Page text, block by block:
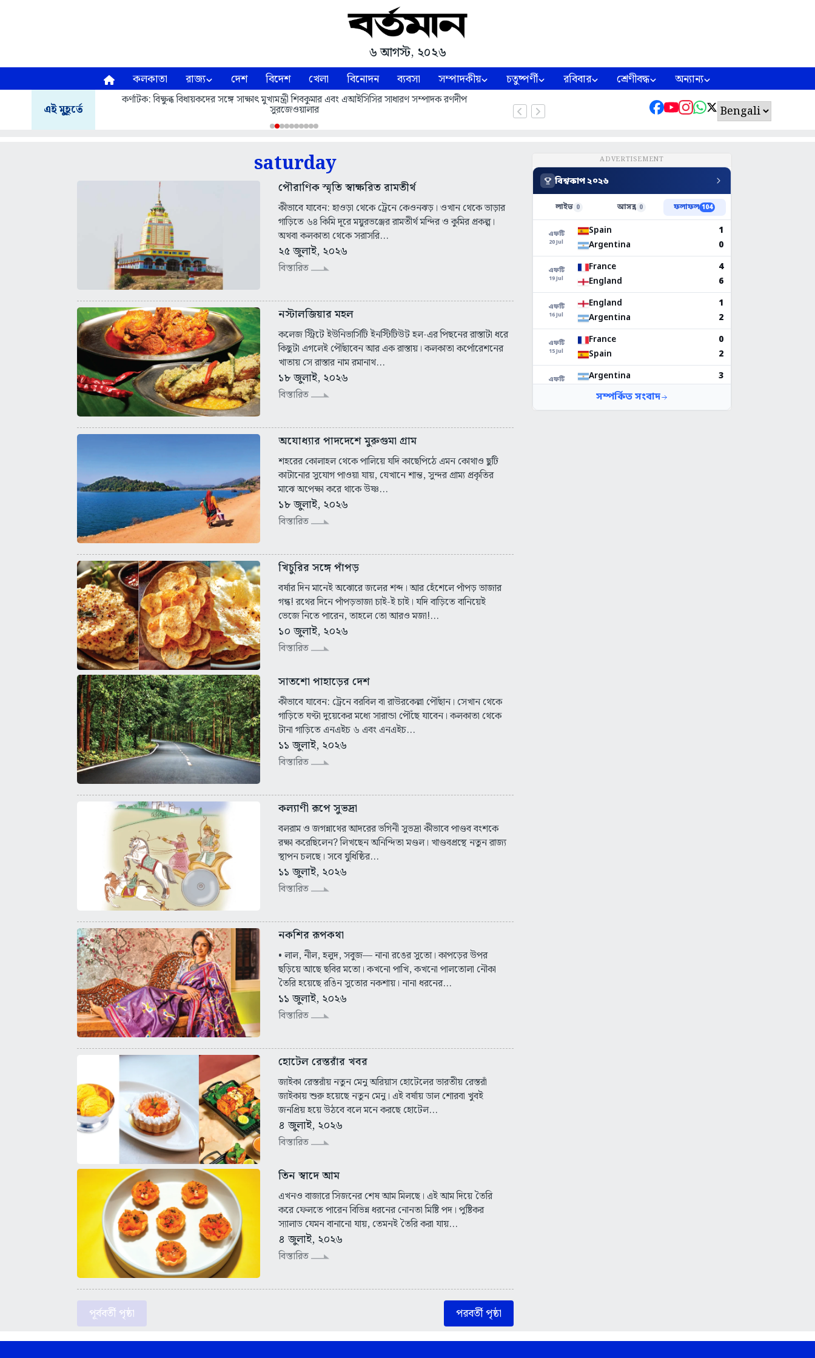
৬ আগস্ট, ২০২৬
কলকাতা রাজ্য দেশ বিদেশ খেলা বিনোদন ব্যবসা সম্পাদকীয় চতুষ্পর্ণী রবিবার শ্রেণীবদ্ধ অন্যান্য
এই মুহূর্তে
কর্ণাটক: বিক্ষুব্ধ বিধায়কদের সঙ্গে সাক্ষাৎ মুখ্যমন্ত্রী শিবকুমার এবং এআইসিসির সাধারণ সম্পাদক রণদীপ
সুরজেওয়ালার
saturday
পৌরাণিক স্মৃতি স্বাক্ষরিত রামতীর্থ
কীভাবে যাবেন: হাওড়া থেকে ট্রেনে কেওনঝড়। ওখান থেকে ভাড়ার
গাড়িতে ৬৪ কিমি দূরে ময়ুরভঞ্জের রামতীর্থ মন্দির ও কুমির প্রকল্প।
অথবা কলকাতা থেকে সরাসরি...
২৫ জুলাই, ২০২৬
বিস্তারিত
নস্টালজিয়ার মহল
কলেজ স্ট্রিটে ইউনিভার্সিটি ইনস্টিটিউট হল-এর পিছনের রাস্তাটা ধরে
কিছুটা এগলেই পৌঁছাবেন আর এক রাস্তায়। কলকাতা কর্পোরেশনের
খাতায় সে রাস্তার নাম রমানাথ...
১৮ জুলাই, ২০২৬
বিস্তারিত
অযোধ্যার পাদদেশে মুরুগুমা গ্রাম
শহরের কোলাহল থেকে পালিয়ে যদি কাছেপিঠে এমন কোথাও ছুটি
কাটানোর সুযোগ পাওয়া যায়, যেখানে শান্ত, সুন্দর গ্রাম্য প্রকৃতির
মাঝে অপেক্ষা করে থাকে উষ্ণ...
১৮ জুলাই, ২০২৬
বিস্তারিত
খিচুরির সঙ্গে পাঁপড়
বর্ষার দিন মানেই অঝোরে জলের শব্দ। আর হেঁশেলে পাঁপড় ভাজার
গন্ধ! রথের দিনে পাঁপড়ভাজা চাই-ই চাই। যদি বাড়িতে বানিয়েই
ভেজে নিতে পারেন, তাহলে তো আরও মজা!...
১০ জুলাই, ২০২৬
বিস্তারিত
সাতশো পাহাড়ের দেশ
কীভাবে যাবেন: ট্রেনে বরবিল বা রাউরকেল্লা পৌঁছান। সেখান থেকে
গাড়িতে ঘণ্টা দুয়েকের মধ্যে সারান্ডা পৌঁছে যাবেন। কলকাতা থেকে
টানা গাড়িতে এনএইচ ৬ এবং এনএইচ...
১১ জুলাই, ২০২৬
বিস্তারিত
কল্যাণী রূপে সুভদ্রা
বলরাম ও জগন্নাথের আদরের ভগিনী সুভদ্রা কীভাবে পাণ্ডব বংশকে
রক্ষা করেছিলেন? লিখছেন অনিন্দিতা মণ্ডল। খাণ্ডবপ্রস্থে নতুন রাজ্য
স্থাপন চলছে। সবে যুধিষ্ঠির...
১১ জুলাই, ২০২৬
বিস্তারিত
নকশির রূপকথা
• লাল, নীল, হলুদ, সবুজ— নানা রঙের সুতো। কাপড়ের উপর
ছড়িয়ে আছে ছবির মতো। কখনো পাখি, কখনো পালতোলা নৌকা
তৈরি হয়েছে রঙিন সুতোর নকশায়। নানা ধরনের...
১১ জুলাই, ২০২৬
বিস্তারিত
হোটেল রেস্তরাঁর খবর
জাইকা রেস্তরাঁয় নতুন মেনু অরিয়াস হোটেলের ভারতীয় রেস্তরাঁ
জাইকায় শুরু হয়েছে নতুন মেনু। এই বর্ষায় ডাল শোরবা খুবই
জনপ্রিয় হয়ে উঠবে বলে মনে করছে হোটেল...
৪ জুলাই, ২০২৬
বিস্তারিত
তিন স্বাদে আম
এখনও বাজারে সিজনের শেষ আম মিলছে। এই আম দিয়ে তৈরি
করে ফেলতে পারেন বিভিন্ন ধরনের নোনতা মিষ্টি পদ। পুষ্টিকর
স্যালাড যেমন বানানো যায়, তেমনই তৈরি করা যায়...
৪ জুলাই, ২০২৬
বিস্তারিত
পূর্ববর্তী পৃষ্ঠা পরবর্তী পৃষ্ঠা
ADVERTISEMENT